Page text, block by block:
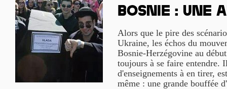
Bosnie : une
Alors que le pire des
Ukraine, les échos du
Bosnie-Herzégovine au
toujours à se faire entendre.
d'enseignements à en tirer,
même : une grande bouffée